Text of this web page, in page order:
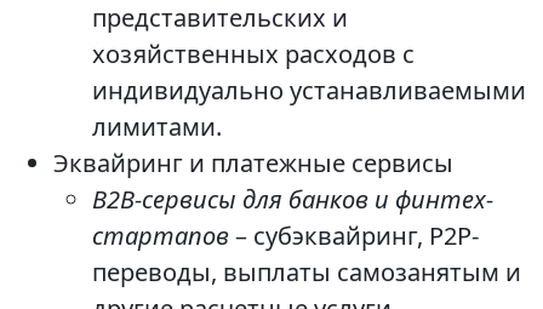
представительских и
хозяйственных расходов с
индивидуально устанавливаемыми
лимитами.
Эквайринг и платежные сервисы
B2B-сервисы для банков и финтех-
стартапов– субэквайринг, P2P-
переводы, выплаты самозанятым и